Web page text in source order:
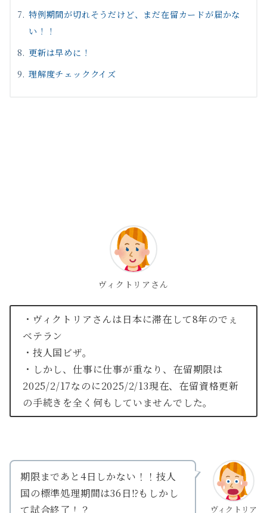
特例期間が切れそうだけど、まだ在留カードが届かな
い！！
更新は早めに！
理解度チェッククイズ
ヴィクトリアさん
・ヴィクトリアさんは日本に滞在して8年のでぇ
ベテラン
・技人国ビザ。
・しかし、仕事に仕事が重なり、在留期限は
2025/2/17なのに2025/2/13現在、在留資格更新
の手続きを全く何もしていませんでした。
ヴィクトリア
期限まであと4日しかない！！技人
国の標準処理期間は36日⁉もしかし
て試合終了！？